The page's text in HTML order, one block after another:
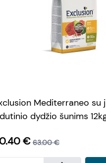
Mediterraneo su
dydžio šunims
€ 63.00 €